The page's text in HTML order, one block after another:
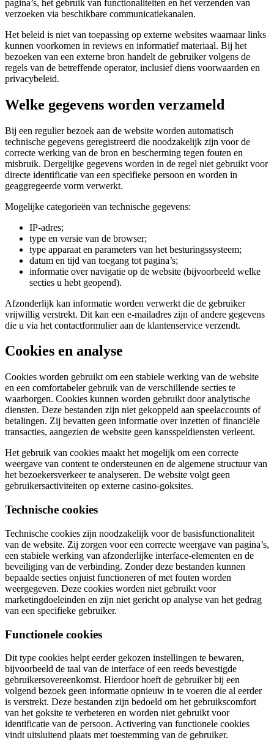
pagina’s, het gebruik van functionaliteiten en het verzenden van
verzoeken via beschikbare communicatiekanalen.
Het beleid is niet van toepassing op externe websites waarnaar links
kunnen voorkomen in reviews en informatief materiaal. Bij het
bezoeken van een externe bron handelt de gebruiker volgens de
regels van de betreffende operator, inclusief diens voorwaarden en
privacybeleid.
Welke gegevens worden verzameld
Bij een regulier bezoek aan de website worden automatisch
technische gegevens geregistreerd die noodzakelijk zijn voor de
correcte werking van de bron en bescherming tegen fouten en
misbruik. Dergelijke gegevens worden in de regel niet gebruikt voor
directe identificatie van een specifieke persoon en worden in
geaggregeerde vorm verwerkt.
Mogelijke categorieën van technische gegevens:
IP-adres;
type en versie van de browser;
type apparaat en parameters van het besturingssysteem;
datum en tijd van toegang tot pagina’s;
informatie over navigatie op de website (bijvoorbeeld welke
secties u hebt geopend).
Afzonderlijk kan informatie worden verwerkt die de gebruiker
vrijwillig verstrekt. Dit kan een e-mailadres zijn of andere gegevens
die u via het contactformulier aan de klantenservice verzendt.
Cookies en analyse
Cookies worden gebruikt om een stabiele werking van de website
en een comfortabeler gebruik van de verschillende secties te
waarborgen. Cookies kunnen worden gebruikt door analytische
diensten. Deze bestanden zijn niet gekoppeld aan speelaccounts of
betalingen. Zij bevatten geen informatie over inzetten of financiële
transacties, aangezien de website geen kansspeldiensten verleent.
Het gebruik van cookies maakt het mogelijk om een correcte
weergave van content te ondersteunen en de algemene structuur van
het bezoekersverkeer te analyseren. De website volgt geen
gebruikersactiviteiten op externe casino-goksites.
Technische cookies
Technische cookies zijn noodzakelijk voor de basisfunctionaliteit
van de website. Zij zorgen voor een correcte weergave van pagina’s,
een stabiele werking van afzonderlijke interface-elementen en de
beveiliging van de verbinding. Zonder deze bestanden kunnen
bepaalde secties onjuist functioneren of met fouten worden
weergegeven. Deze cookies worden niet gebruikt voor
marketingdoeleinden en zijn niet gericht op analyse van het gedrag
van een specifieke gebruiker.
Functionele cookies
Dit type cookies helpt eerder gekozen instellingen te bewaren,
bijvoorbeeld de taal van de interface of een reeds bevestigde
gebruikersovereenkomst. Hierdoor hoeft de gebruiker bij een
volgend bezoek geen informatie opnieuw in te voeren die al eerder
is verstrekt. Deze bestanden zijn bedoeld om het gebruikscomfort
van het goksite te verbeteren en worden niet gebruikt voor
identificatie van de persoon. Activering van functionele cookies
vindt uitsluitend plaats met toestemming van de gebruiker.